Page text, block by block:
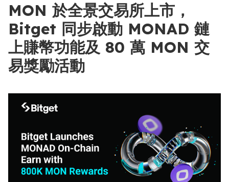
MON 於全景交易所上市，
Bitget 同步啟動 MONAD 鏈
上賺幣功能及 80 萬 MON 交
易獎勵活動